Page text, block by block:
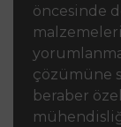
öncesinde
çözümüne
beraber